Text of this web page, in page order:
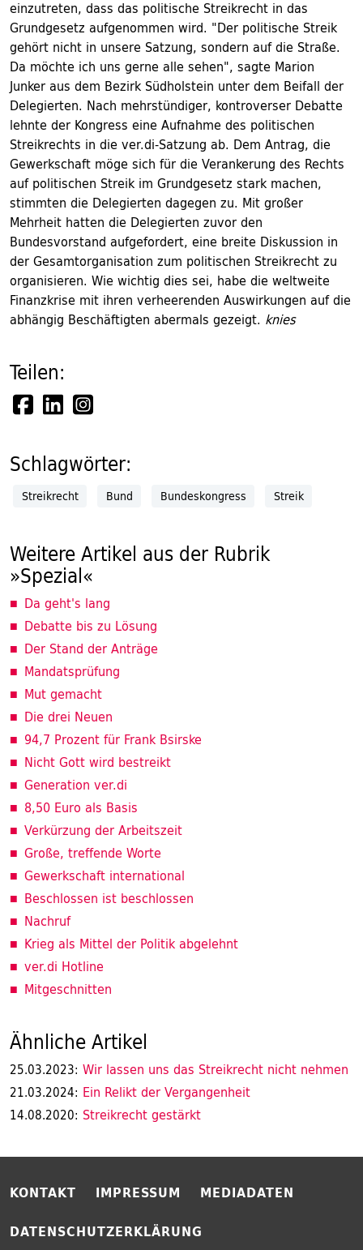
einzutreten, dass das politische Streikrecht in das
Grundgesetz aufgenommen wird. "Der politische Streik
gehört nicht in unsere Satzung, sondern auf die Straße.
Da möchte ich uns gerne alle sehen", sagte Marion
Junker aus dem Bezirk Südholstein unter dem Beifall der
Delegierten. Nach mehrstündiger, kontroverser Debatte
lehnte der Kongress eine Aufnahme des politischen
Streikrechts in die ver.di-Satzung ab. Dem Antrag, die
Gewerkschaft möge sich für die Verankerung des Rechts
auf politischen Streik im Grundgesetz stark machen,
stimmten die Delegierten dagegen zu. Mit großer
Mehrheit hatten die Delegierten zuvor den
Bundesvorstand aufgefordert, eine breite Diskussion in
der Gesamtorganisation zum politischen Streikrecht zu
organisieren. Wie wichtig dies sei, habe die weltweite
Finanzkrise mit ihren verheerenden Auswirkungen auf die
abhängig Beschäftigten abermals gezeigt. knies
Teilen:
Schlagwörter:
Streikrecht Bund Bundeskongress Streik
Weitere Artikel aus der Rubrik
»Spezial«
Da geht's lang
Debatte bis zu Lösung
Der Stand der Anträge
Mandatsprüfung
Mut gemacht
Die drei Neuen
94,7 Prozent für Frank Bsirske
Nicht Gott wird bestreikt
Generation ver.di
8,50 Euro als Basis
Verkürzung der Arbeitszeit
Große, treffende Worte
Gewerkschaft international
Beschlossen ist beschlossen
Nachruf
Krieg als Mittel der Politik abgelehnt
ver.di Hotline
Mitgeschnitten
Ähnliche Artikel
25.03.2023: Wir lassen uns das Streikrecht nicht nehmen
21.03.2024: Ein Relikt der Vergangenheit
14.08.2020: Streikrecht gestärkt
KONTAKT IMPRESSUM
MEDIADATEN
DATENSCHUTZERKLÄRUNG